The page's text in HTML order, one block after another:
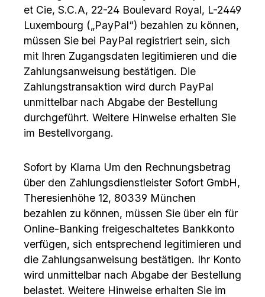
et Cie, S.C.A, 22-24 Boulevard Royal, L-2449
Luxembourg („PayPal“) bezahlen zu können,
müssen Sie bei PayPal registriert sein, sich
mit Ihren Zugangsdaten legitimieren und die
Zahlungsanweisung bestätigen. Die
Zahlungstransaktion wird durch PayPal
unmittelbar nach Abgabe der Bestellung
durchgeführt. Weitere Hinweise erhalten Sie
im Bestellvorgang.
Sofort by Klarna Um den Rechnungsbetrag
über den Zahlungsdienstleister Sofort GmbH,
Theresienhöhe 12, 80339 München
bezahlen zu können, müssen Sie über ein für
Online-Banking freigeschaltetes Bankkonto
verfügen, sich entsprechend legitimieren und
die Zahlungsanweisung bestätigen. Ihr Konto
wird unmittelbar nach Abgabe der Bestellung
belastet. Weitere Hinweise erhalten Sie im